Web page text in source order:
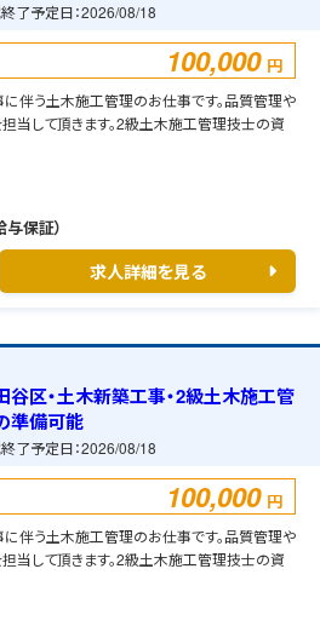
了予定日：2026/08/18
100,000 円
伴う土木施工管理のお仕事です。品質管理や
当して頂きます。2級土木施工管理技士の資
保証）
求人詳細を見る
区・土木新築工事・2級土木施工管
準備可能
了予定日：2026/08/18
100,000 円
伴う土木施工管理のお仕事です。品質管理や
当して頂きます。2級土木施工管理技士の資